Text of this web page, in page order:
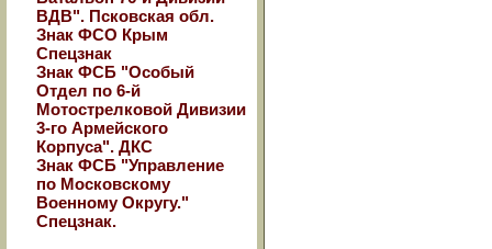
ВДВ". Псковская обл.
Знак ФСО Крым
Спецзнак
Знак ФСБ "Особый
Отдел по 6-й
Мотострелковой Дивизии
3-го Армейского
Корпуса". ДКС
Знак ФСБ "Управление
по Московскому
Военному Округу."
Спецзнак.